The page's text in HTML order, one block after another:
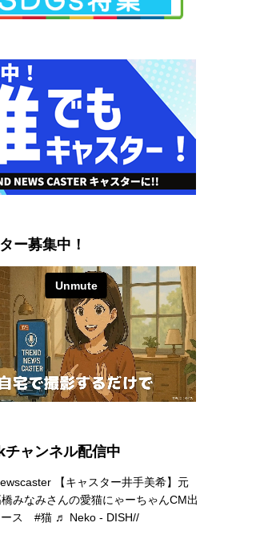
ー募集中！
ャンネル配信中
【キャスター井手美希】元
みなみさんの愛猫にゃーちゃんCM出
ース#猫 ♬ Neko - DISH//